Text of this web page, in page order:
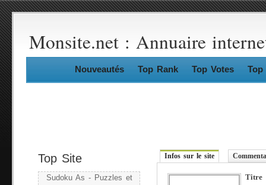
Monsite.net : Annuaire
Nouveautés Top Rank Top Votes Top
Top Site
Sudoku As - Puzzles et
Infos sur le site
Titre